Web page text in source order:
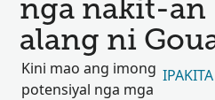
nga nakit-an
alang ni
Kini mao ang imong
potensiyal nga mga